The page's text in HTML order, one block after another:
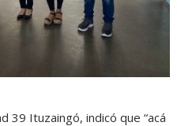
39 Ituzaingó, indicó que “acá